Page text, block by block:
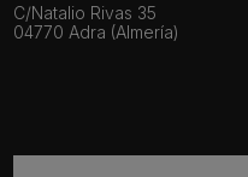
C/Natalio Rivas 35
04770 Adra (Almería)